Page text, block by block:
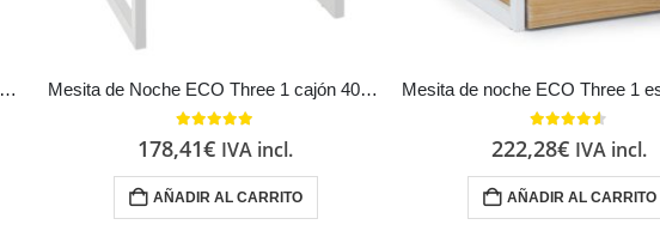
Mesita auxiliar iCub Blanca en madera maciza de pino acabado vintage estilo industrial Mesita de Noche ECO Three 1 cajón 40x40x47cm Blanca en madera maciza de pino acabado vintage estilo industrial
178,41€ IVA incl.
AÑADIR AL CARRITO
222,28€ IVA incl.
AÑADIR AL CARRITO